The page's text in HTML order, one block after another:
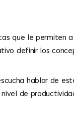
que le permiten
definir los
hablar de
de